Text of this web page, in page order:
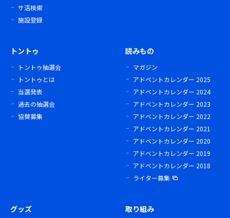
サ活検索
施設登録
トントゥ
トントゥ抽選会
トントゥとは
当選発表
過去の抽選会
協賛募集
読みもの
マガジン
アドベントカレンダー 2025
アドベントカレンダー 2024
アドベントカレンダー 2023
アドベントカレンダー 2022
アドベントカレンダー 2021
アドベントカレンダー 2020
アドベントカレンダー 2019
アドベントカレンダー 2018
ライター募集
グッズ 取り組み